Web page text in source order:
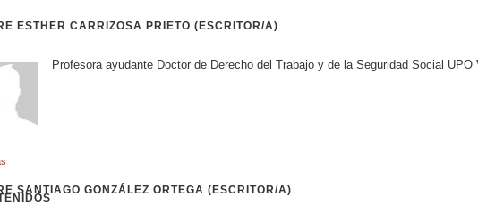
ESTHER CARRIZOSA PRIETO (ESCRITOR/A)
Profesora ayudante Doctor de Derecho del Trabajo y de la Seguridad Social UPO
​SANTIAGO GONZÁLEZ ORTEGA (ESCRITOR/A)